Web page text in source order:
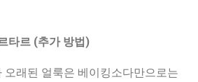
타르 (추가 방법)
오래된 얼룩은 베이킹소다만으로는